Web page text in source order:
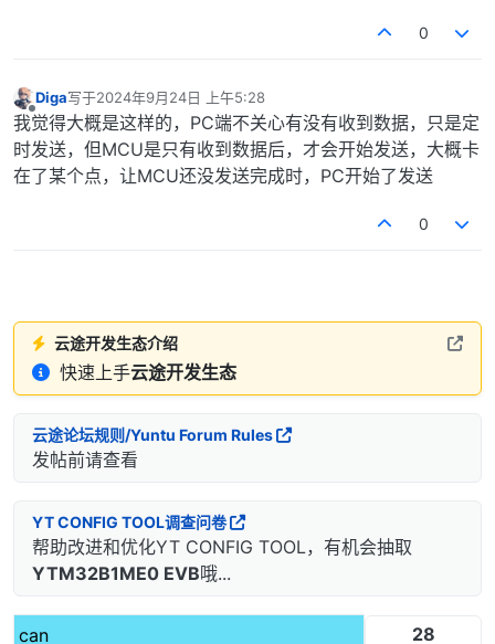
0
离线
Diga写于2024年9月24日 上午5:28
最后由 编辑
我觉得大概是这样的，PC端不关心有没有收到数据，只是定
时发送，但MCU是只有收到数据后，才会开始发送，大概卡
在了某个点，让MCU还没发送完成时，PC开始了发送
0
云途开发生态介绍
快速上手云途开发生态
云途论坛规则/Yuntu Forum Rules
发帖前请查看
YT CONFIG TOOL调查问卷
帮助改进和优化YT CONFIG TOOL，有机会抽取
YTM32B1ME0 EVB哦...
can 28